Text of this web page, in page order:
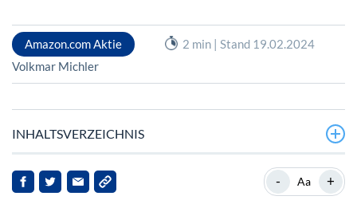
Amazon.com Aktie
2 min | Stand 19.02.2024
Volkmar Michler
INHALTSVERZEICHNIS
Warum ist der Quartalgewinn so noch oben
geschossen?
- Aa +